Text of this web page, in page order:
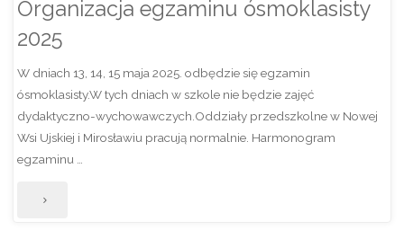
galerię
zdjęć."
Organizacja egzaminu ósmoklasisty
2025
W dniach 13, 14, 15 maja 2025. odbędzie się egzamin
ósmoklasisty.W tych dniach w szkole nie będzie zajęć
dydaktyczno-wychowawczych.Oddziały przedszkolne w Nowej
Wsi Ujskiej i Mirosławiu pracują normalnie. Harmonogram
egzaminu …
"Organizacja